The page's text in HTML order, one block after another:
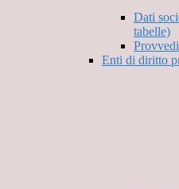
Dati
tabelle)
Enti di diritto